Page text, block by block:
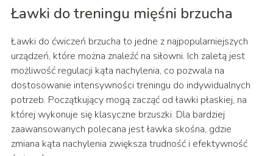
Ławki do treningu mięśni brzucha
Ławki do ćwiczeń brzucha to jedne z najpopularniejszych
urządzeń, które można znaleźć na siłowni. Ich zaletą jest
możliwość regulacji kąta nachylenia, co pozwala na
dostosowanie intensywności treningu do indywidualnych
potrzeb. Początkujący mogą zacząć od ławki płaskiej, na
której wykonuje się klasyczne brzuszki. Dla bardziej
zaawansowanych polecana jest ławka skośna, gdzie
zmiana kąta nachylenia zwiększa trudność i efektywność